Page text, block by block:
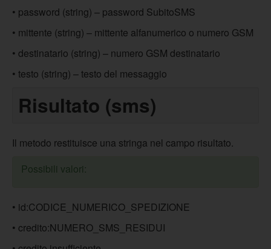
• password (string) – password SubitoSMS
• mittente (string) – mittente alfanumerico o numero GSM
• destinatario (string) – numero GSM destinatario
• testo (string) – testo del messaggio
Risultato (sms)
Il metodo restituisce una stringa nel campo risultato.
Possibili valori:
• id:CODICE_NUMERICO_SPEDIZIONE
• credito:NUMERO_SMS_RESIDUI